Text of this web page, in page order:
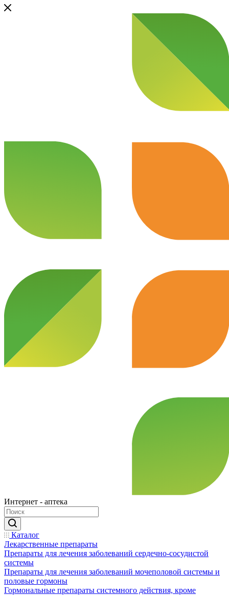
Интернет - аптека
Каталог
Лекарственные препараты
Препараты для лечения заболеваний сердечно-сосудистой
системы
Препараты для лечения заболеваний мочеполовой системы и
половые гормоны
Гормональные препараты системного действия, кроме